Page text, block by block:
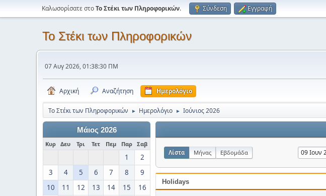
Καλωσορίσατε στοΤο Στέκι των Πληροφορικών. Σύνδεση Εγγραφή
Το Στέκι των Πληροφορικών
07 Αυγ 2026, 01:38:30 ΠΜ
Αρχική Αναζήτηση Ημερολόγιο
Το Στέκι των Πληροφορικών ► Ημερολόγιο ► Ιούνιος 2026
Μάιος 2026
Κυρ Δευ Τρι Τετ Πεμ Παρ Σαβ
1
2
3
4 5 6 7 8
9
10
11 12 13 14 15
16
Λίστα Μήνας Εβδομάδα
Holidays